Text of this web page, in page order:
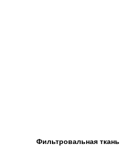
Фильтровальная ткань